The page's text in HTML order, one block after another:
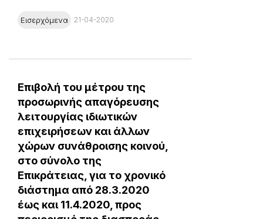
Εισερχόμενα 21-04-2020
Επιβολή του μέτρου της
προσωρινής απαγόρευσης
λειτουργίας ιδιωτικών
επιχειρήσεων και άλλων
χώρων συνάθροισης κοινού,
στο σύνολο της
Επικράτειας, για το χρονικό
διάστημα από 28.3.2020
έως και 11.4.2020, προς